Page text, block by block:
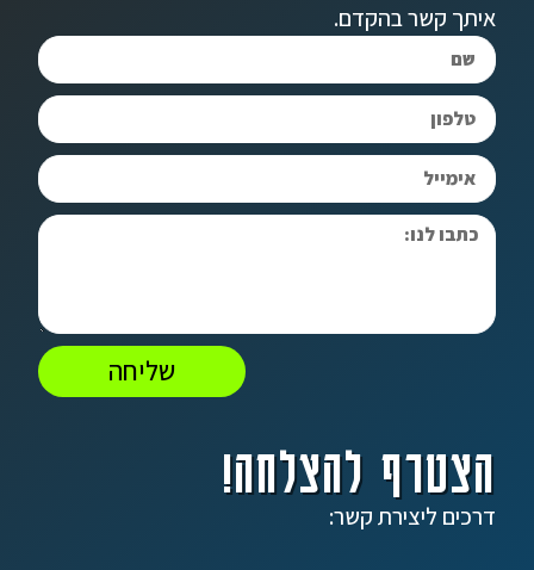
הצטרף להצלחה!
דרכים ליצירת קשר:
איתך קשר בהקדם.
שליחה